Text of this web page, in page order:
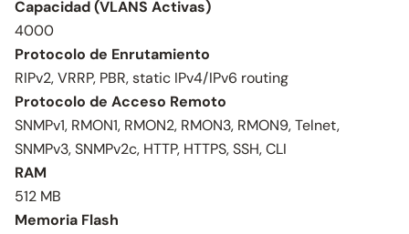
Capacidad (VLANS Activas)
4000
Protocolo de Enrutamiento
RIPv2, VRRP, PBR, static IPv4/IPv6 routing
Protocolo de Acceso Remoto
SNMPv1, RMON1, RMON2, RMON3, RMON9, Telnet,
SNMPv3, SNMPv2c, HTTP, HTTPS, SSH, CLI
RAM
512 MB
Memoria Flash